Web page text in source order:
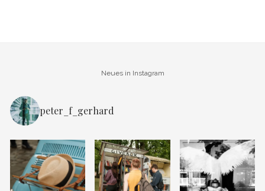
Neues in Instagram
peter_f_gerhard